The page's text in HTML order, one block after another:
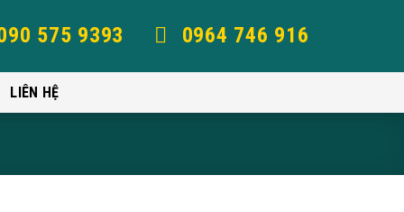
575 9393 0964 746 916
LIÊN HỆ